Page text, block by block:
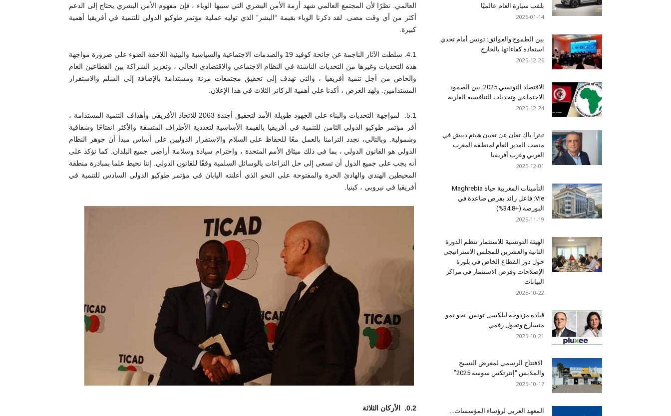
العالمي. نظرًا لأن المجتمع العالمي شهد أزمة الأمن البشري التي سببها الوباء ، فإن مفهوم الأمن البشري يحتاج إلى الدعم
أكثر من أي وقت مضى. لقد ذكرنا الوباء بقيمة “البشر” الذي توليه عملية مؤتمر طوكيو الدولي للتنمية في أفريقيا أهمية
كبيرة.
4.1. سلطت الآثار الناجمة عن جائحة كوفيد 19 والصدمات الاجتماعية والسياسية والبيئية اللاحقة الضوء على ضرورة مواجهة
هذه التحديات وغيرها من التحديات الناشئة في النظام الاجتماعي والاقتصادي الحالي ، وتعزيز الشراكة بين القطاعين العام
والخاص من أجل تنمية أفريقيا ، والتي تهدف إلى تحقيق مجتمعات مرنة ومستدامة بالإضافة إلى السلم والاستقرار
المستدامين. ولهذ الغرض ، أكدنا على أهمية الركائز الثلاث في هذا الإعلان.
5.1. لمواجهة التحديات والبناء على الجهود طويلة الأمد لتحقيق أجندة 2063 للاتحاد الأفريقي وأهداف التنمية المستدامة ،
أقر مؤتمر طوكيو الدولي الثامن للتنمية في أفريقيا بالقيمة الأساسية لتعددية الأطراف المتسقة والأكثر انفتاحًا وشفافية
وشمولية. وبالتالي، نجدد التزامنا بالعمل معًا للحفاظ على السلام والاستقرار الدوليين على أساس مبدأ أن جوهر النظام
الدولي هو القانون الدولي ، بما في ذلك ميثاق الأمم المتحدة ، واحترام سيادة وسلامة أراضي جميع البلدان. كما نؤكد على
أنه يجب على جميع الدول أن تسعى إلى حل النزاعات بالوسائل السلمية وفقًا للقانون الدولي. إننا نحيط علما بمبادرة منطقة
المحيطين الهندي والهادئ الحرة والمفتوحة على النحو الذي أعلنته اليابان في مؤتمر طوكيو الدولي السادس للتنمية في
أفريقيا في نيروبي ، كينيا.
0.2. الأركان الثلاثة
بلقب سيارة العام عالميًا
2026-01-14
بين الطموح والعوائق: تونس أمام تحدي
استعادة كفاءاتها بالخارج
2025-12-26
الاقتصاد التونسي 2025: بين الصمود
الاجتماعي وتحديات التنافسية القارية
2025-12-24
ﺗﯾﺗرا ﺑﺎك ﺗﻌﻠن ﻋن ﺗﻌﯾﯾن ھﯾﺛم دﺑﯾش ﻓﻲ
ﻣﻧﺻب اﻟﻣدﯾر اﻟﻌﺎم ﻟﻣﻧطﻘﺔ اﻟﻣﻐرب
اﻟﻌرﺑﻲ وﻏرب أﻓرﯾﻘﯾﺎ
2025-12-01
التأمينات المغربية حياة Maghrebia
Vie: فاعل رائد بفرص صاعدة في
البورصة (+34.8%)
2025-11-19
الهيئة التونسية للاستثمار تنظم الدورة
الثانية والعشرين للمجلس الاستراتيجي
حول دور القطاع الخاص في بلورة
الإصلاحات وفرص الاستثمار في مراكز
البيانات
2025-10-22
قيادة مزدوجة لبلكسي تونس: نحو نمو
متسارع وتحول رقمي
2025-10-21
الافتتاح الرسمي لمعرض النسيج
والملابس “إنترتكس سوسة 2025”
2025-10-17
المعهد العربي لرؤساء المؤسسات…